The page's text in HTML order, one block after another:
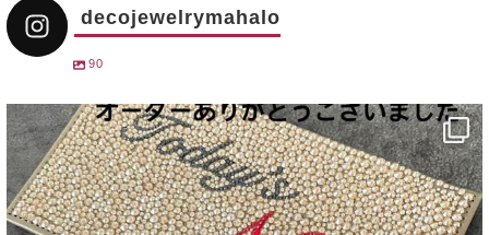
decojewelrymahalo
90
decojewelrymahalo
12月 31